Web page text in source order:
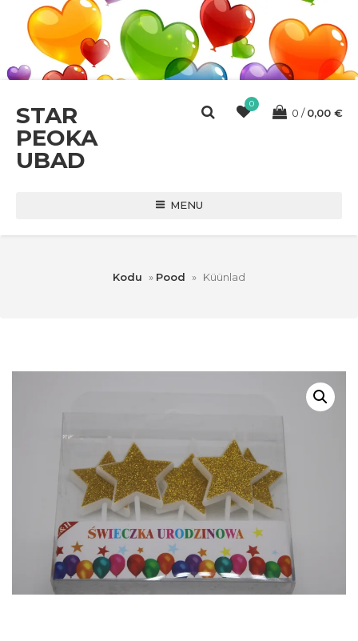
STAR
PEOKA
UBAD
0
0 0,00 €
MENU
Kodu » Pood » Küünlad